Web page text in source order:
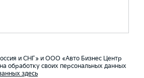
и СНГ» и ООО «Авто Бизнес Центр
обработку своих персональных данных
здесь